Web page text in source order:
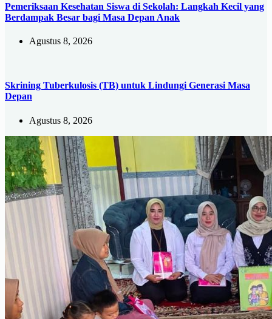
Pemeriksaan Kesehatan Siswa di Sekolah: Langkah Kecil yang
Berdampak Besar bagi Masa Depan Anak
Agustus 8, 2026
Skrining Tuberkulosis (TB) untuk Lindungi Generasi Masa
Depan
Agustus 8, 2026